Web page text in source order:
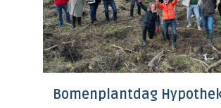
Bomenplantdag